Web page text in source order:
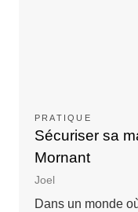
PRATIQUE
Sécuriser sa
Mornant
Joel
Dans un monde